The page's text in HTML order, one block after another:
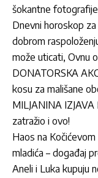
šokantne fotografije
Dnevni horoskop
dobrom
može uticati, Ovnu
DONATORSKA
kosu za mališane
MILJANINA
zatražio i ovo!
Haos na
mladića – događaj
Aneli i Luka kupuju